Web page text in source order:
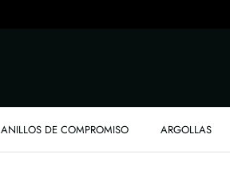
ANILLOS DE COMPROMISO ARGOLLAS